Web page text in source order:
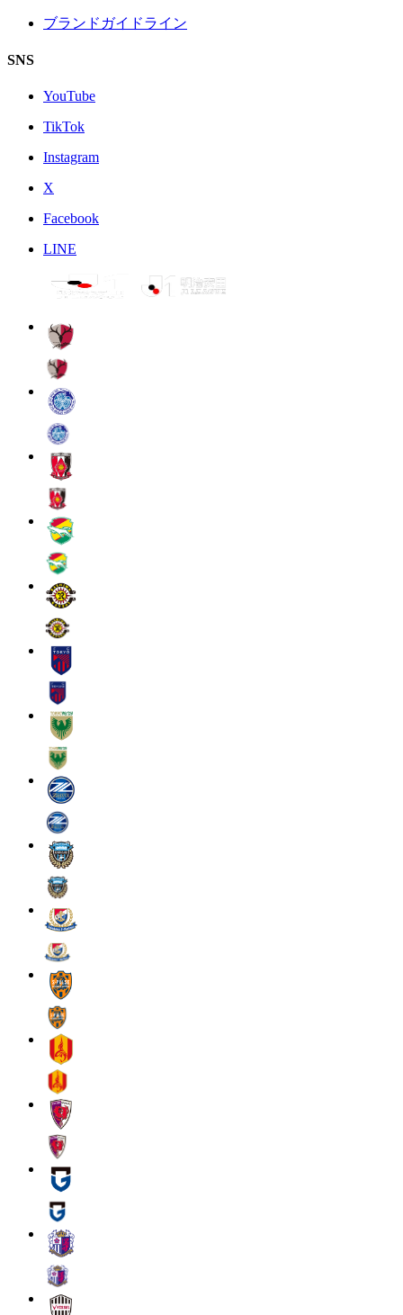
ブランドガイドライン
SNS
YouTube
TikTok
Instagram
X
Facebook
LINE